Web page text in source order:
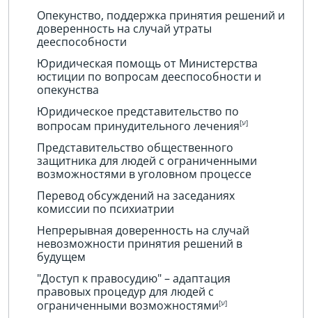
Опекунство, поддержка принятия решений и
доверенность на случай утраты
дееспособности
Юридическая помощь от Министерства
юстиции по вопросам дееспособности и
опекунства
Юридическое представительство по
вопросам принудительного лечения
Представительство общественного
защитника для людей с ограниченными
возможностями в уголовном процессе
Перевод обсуждений на заседаниях
комиссии по психиатрии
Непрерывная доверенность на случай
невозможности принятия решений в
будущем
"Доступ к правосудию" – адаптация
правовых процедур для людей с
ограниченными возможностями